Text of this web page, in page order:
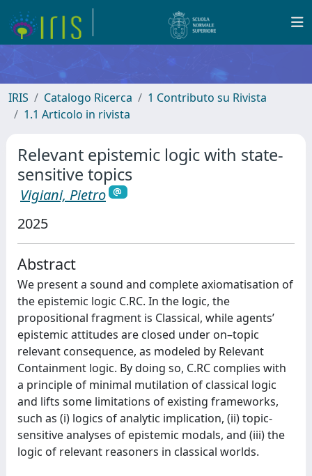
IRIS Catalogo Ricerca
1 Contributo su Rivista
1.1 Articolo in rivista
Relevant epistemic logic with state-
sensitive topics
Vigiani, Pietro
2025
Abstract
We present a sound and complete axiomatisation of
the epistemic logic C.RC. In the logic, the
propositional fragment is Classical, while agents’
epistemic attitudes are closed under on–topic
relevant consequence, as modeled by Relevant
Containment logic. By doing so, C.RC complies with
a principle of minimal mutilation of classical logic
and lifts some limitations of existing frameworks,
such as (i) logics of analytic implication, (ii) topic-
sensitive analyses of epistemic modals, and (iii) the
logic of relevant reasoners in classical worlds.